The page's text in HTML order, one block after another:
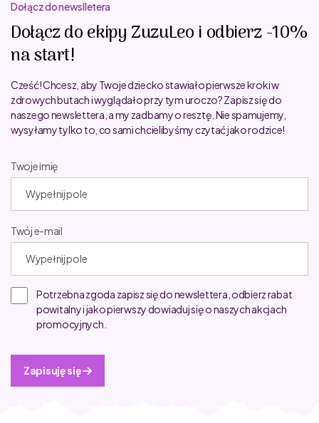
Dołącz do newslletera
Dołącz do ekipy ZuzuLeo i odbierz -10%
na start!
Cześć! Chcesz, aby Twoje dziecko stawiało pierwsze kroki w
zdrowych butach i wyglądało przy tym uroczo? Zapisz się do
naszego newslettera, a my zadbamy o resztę. Nie spamujemy,
wysyłamy tylko to, co sami chcielibyśmy czytać jako rodzice!
Twoje imię
Twój e-mail
Potrzebna zgoda zapisz się do newslettera, odbierz rabat
powitalny i jako pierwszy dowiaduj się o naszych akcjach
promocyjnych.
Zapisuję się